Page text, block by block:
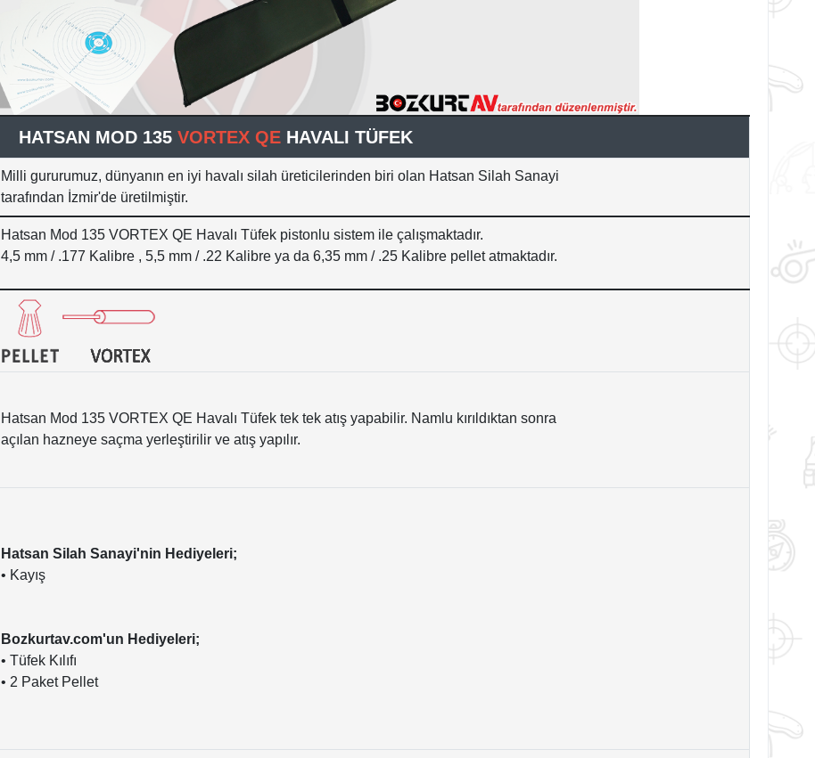
HATSAN MOD 135 VORTEX QE HAVALI TÜFEK
Milli gururumuz, dünyanın en iyi havalı silah üreticilerinden biri olan Hatsan Silah Sanayi
tarafından İzmir'de üretilmiştir.
Hatsan Mod 135 VORTEX QE Havalı Tüfek pistonlu sistem ile çalışmaktadır.
4,5 mm / .177 Kalibre , 5,5 mm / .22 Kalibre ya da 6,35 mm / .25 Kalibre pellet atmaktadır.
Hatsan Mod 135 VORTEX QE Havalı Tüfek tek tek atış yapabilir. Namlu kırıldıktan sonra
açılan hazneye saçma yerleştirilir ve atış yapılır.
Hatsan Silah Sanayi'nin Hediyeleri;
• Kayış
Bozkurtav.com'un Hediyeleri;
• Tüfek Kılıfı
• 2 Paket Pellet